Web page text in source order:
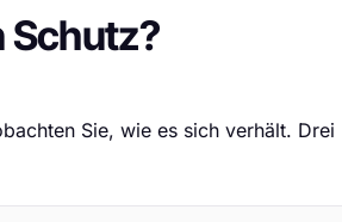
Schutz?
Sie, wie es sich verhält. Drei